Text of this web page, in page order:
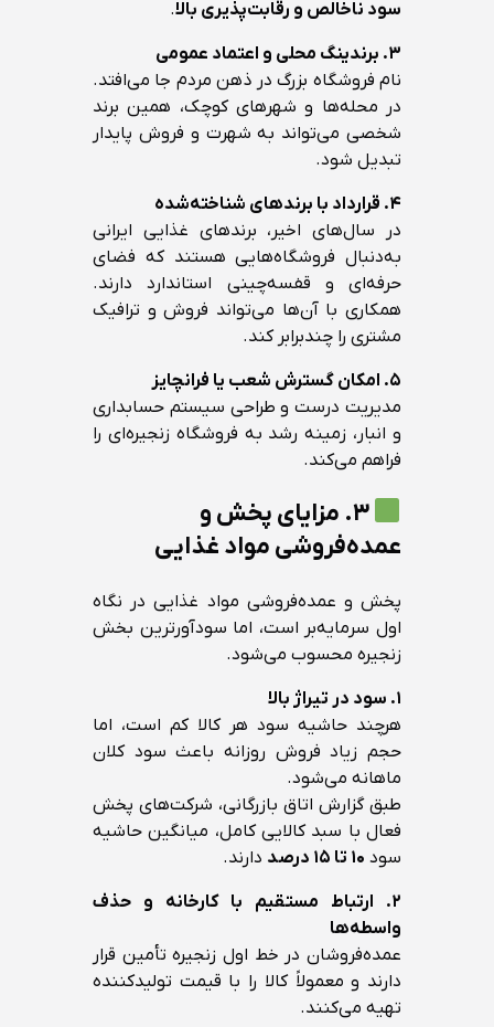
سود ناخالص و رقابت‌پذیری بالا.
۳. برندینگ محلی و اعتماد عمومی
نام فروشگاه بزرگ در ذهن مردم جا می‌افتد.
در محله‌ها و شهرهای کوچک، همین برند
شخصی می‌تواند به شهرت و فروش پایدار
تبدیل شود.
۴. قرارداد با برندهای شناخته‌شده
در سال‌های اخیر، برندهای غذایی ایرانی
به‌دنبال فروشگاه‌هایی هستند که فضای
حرفه‌ای و قفسه‌چینی استاندارد دارند.
همکاری با آن‌ها می‌تواند فروش و ترافیک
مشتری را چندبرابر کند.
۵. امکان گسترش شعب یا فرانچایز
مدیریت درست و طراحی سیستم حسابداری
و انبار، زمینه رشد به فروشگاه زنجیره‌ای را
فراهم می‌کند.
۳. مزایای پخش و
عمده‌فروشی مواد غذایی
پخش و عمده‌فروشی مواد غذایی در نگاه
اول سرمایه‌بر است، اما سودآورترین بخش
زنجیره محسوب می‌شود.
۱. سود در تیراژ بالا
هرچند حاشیه سود هر کالا کم است، اما
حجم زیاد فروش روزانه باعث سود کلان
ماهانه می‌شود.
طبق گزارش اتاق بازرگانی، شرکت‌های پخش
فعال با سبد کالایی کامل، میانگین حاشیه
سود ۱۰ تا ۱۵ درصد
دارند.
۲. ارتباط مستقیم با کارخانه و حذف
واسطه‌ها
عمده‌فروشان در خط اول زنجیره تأمین قرار
دارند و معمولاً کالا را با قیمت تولیدکننده
تهیه می‌کنند.